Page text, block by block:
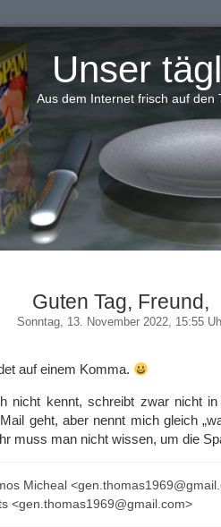
Unser
Aus dem Internet frisch auf den
Guten Tag, Freund,
Sonntag, 13. November 2022, 15:55
auf einem Komma.
nicht kennt, schreibt zwar nicht
geht, aber nennt mich gleich
muss man nicht wissen, um die
Micheal
<gen.thomas1969@gmail.com>